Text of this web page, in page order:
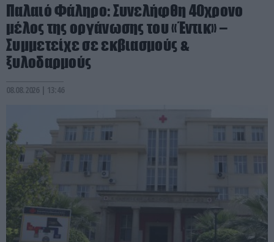
Παλαιό Φάληρο: Συνελήφθη 40χρονο
μέλος της οργάνωσης του «Έντικ» –
Συμμετείχε σε εκβιασμούς &
ξυλοδαρμούς
08.08.2026 | 13:46